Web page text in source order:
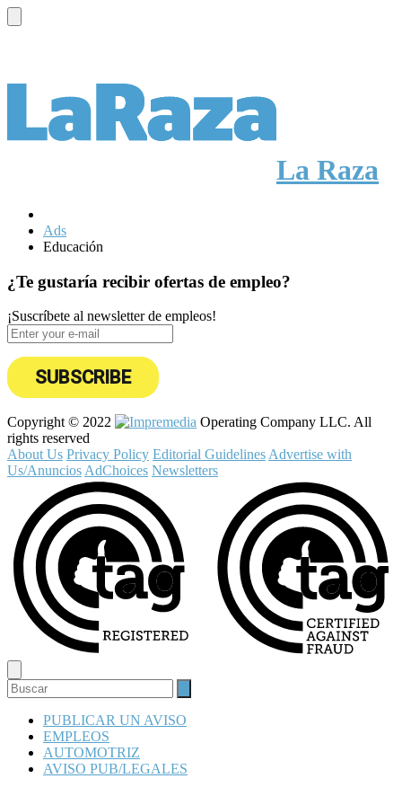
La Raza
Ads
Educación
¿Te gustaría recibir ofertas de empleo?
¡Suscríbete al newsletter de empleos!
SUBSCRIBE
Copyright © 2022
Operating Company LLC. All
rights reserved
About Us Privacy Policy Editorial Guidelines Advertise with
Us/Anuncios AdChoices Newsletters
PUBLICAR UN AVISO
EMPLEOS
AUTOMOTRIZ
AVISO PUB/LEGALES